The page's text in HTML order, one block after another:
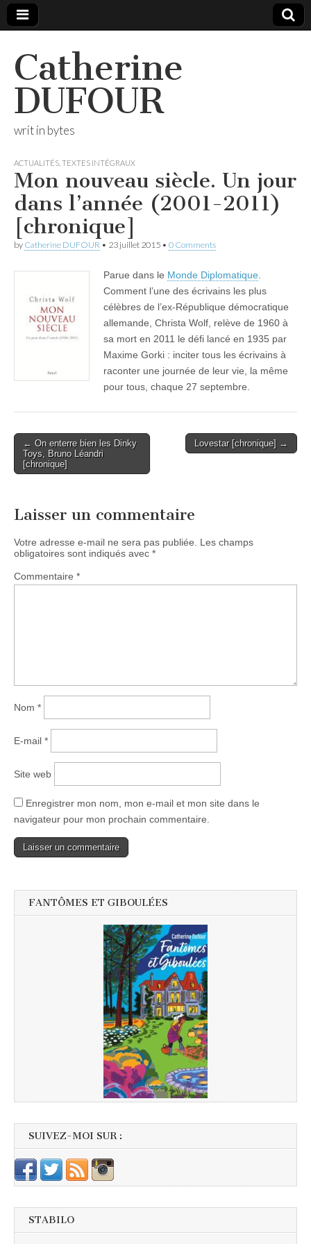
Catherine
DUFOUR
writ in bytes
ACTUALITÉS TEXTES INTÉGRAUX
Mon nouveau siècle. Un jour
dans l’année (2001-2011)
[chronique]
by Catherine DUFOUR • 23 juillet 2015 • 0 Comments
Parue dans le Monde Diplomatique
Comment l’une des écrivains les plus
célèbres de l’ex-République démocratique
allemande, Christa Wolf, relève de 1960 à
sa mort en 2011 le défi lancé en 1935 par
Maxime Gorki : inciter tous les écrivains à
raconter une journée de leur vie, la même
pour tous, chaque 27 septembre.
Post
navigation
← On enterre bien les Dinky
Toys, Bruno Léandri
[chronique]
Lovestar [chronique] →
Laisser un commentaire
Votre adresse e-mail ne sera pas publiée.
Les champs
obligatoires sont indiqués avec *
Commentaire *
Nom *
E-mail *
Site web
Enregistrer mon nom, mon e-mail et mon site dans le
navigateur pour mon prochain commentaire.
FANTÔMES ET GIBOULÉES
SUIVEZ-MOI SUR :
STABILO